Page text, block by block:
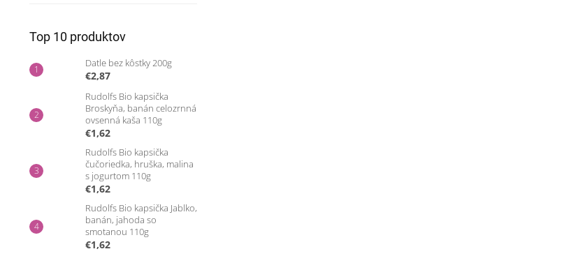
Top 10 produktov
Datle bez kôstky 200g
€2,87
Rudolfs Bio kapsička
Broskyňa, banán celozrnná
ovsenná kaša 110g
€1,62
Rudolfs Bio kapsička
čučoriedka, hruška, malina
s jogurtom 110g
€1,62
Rudolfs Bio kapsička Jablko,
banán, jahoda so
smotanou 110g
€1,62